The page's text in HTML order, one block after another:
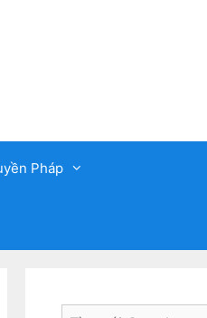
Pháp